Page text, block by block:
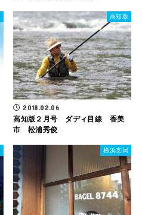
高知版
2018.02.06
高知版２月号 ダディ目線 香美
市 松浦秀俊
横浜支局